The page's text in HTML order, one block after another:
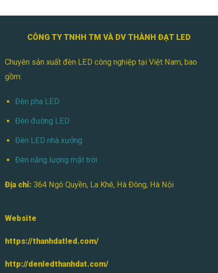
CÔNG TY TNHH TM VÀ DV THÀNH ĐẠT LED
Chuyên sản xuất đèn LED công nghiệp tại Việt Nam, bao
gồm:
Đèn pha LED
Đèn đường LED
Đèn LED nhà xưởng
Đèn năng lượng mặt trời
Địa chỉ: 364 Ngô Quyền, La Khê, Hà Đông, Hà Nội
Website
https://thanhdatled.com/
http://denledthanhdat.com/